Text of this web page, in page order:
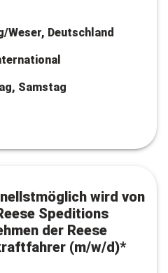
Weser, Deutschland
Samstag
wird von
Speditions
der Reese
(m/w/d)*